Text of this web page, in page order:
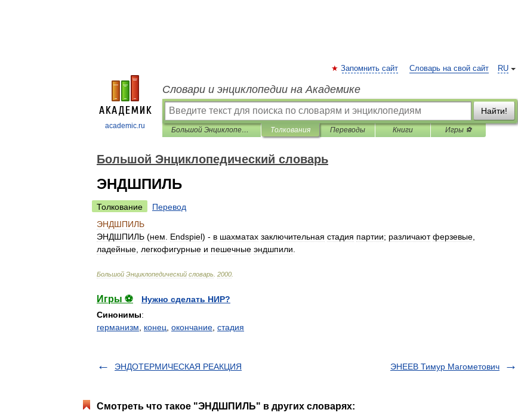
academic.ru
RU
Запомнить сайт Словарь на свой сайт
Словари и энциклопедии на Академике
Найти!
Большой Энциклопедический словарь Толкования Переводы Книги Игры ⚽
Большой Энциклопедический словарь
ЭНДШПИЛЬ
Толкование
Перевод
ЭНДШПИЛЬ
ЭНДШПИЛЬ (нем Endspiel) - в шахматах заключительная стадия партии; различают ферзевые
ладейные легкофигурные и пешечные эндшпили
Большой Энциклопедический словарь 2000
Игры ⚽
Нужно сделать НИР?
Синонимы:
германизм
конец окончание стадия
ЭНДОТЕРМИЧЕСКАЯ РЕАКЦИЯ ЭНЕЕВ Тимур Магометович
Смотреть что такое "ЭНДШПИЛЬ" в других словарях: